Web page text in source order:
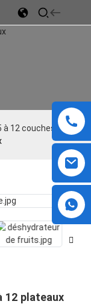
à 12 couches
12 plateaux